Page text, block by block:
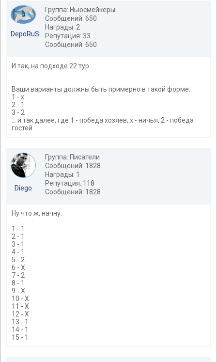
DepoRuS
Группа: Ньюсмейкеры
Сообщений: 650
Награды: 2
Репутация: 33
Сообщений: 650
И так, на подходе 22 тур
Ваши варианты должны быть примерно в такой форме:
1 - x
2 - 1
3 - 2
... и так далее, где 1 - победа хозяев, x - ничья, 2 - победа
гостей
Diego
Группа: Писатели
Сообщений: 1828
Награды: 1
Репутация: 118
Сообщений: 1828
Ну что ж, начну:
1 - 1
2 - 1
3 - 1
4 - 1
5 - 2
6 - Х
7 - 2
8 - 1
9 - Х
10 - Х
11 - Х
12 - Х
13 - 1
14 - 1
15 - 1